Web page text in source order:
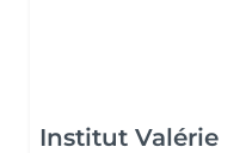
Institut Valérie